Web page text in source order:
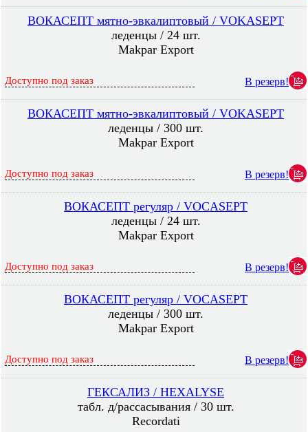
ВОКАСЕПТ мятно-эвкалиптовый / VOKASEPT
леденцы / 24 шт.
Makpar Export
Доступно под заказ В резерв!
ВОКАСЕПТ мятно-эвкалиптовый / VOKASEPT
леденцы / 300 шт.
Makpar Export
Доступно под заказ В резерв!
ВОКАСЕПТ регуляр / VOCASEPT
леденцы / 24 шт.
Makpar Export
Доступно под заказ В резерв!
ВОКАСЕПТ регуляр / VOCASEPT
леденцы / 300 шт.
Makpar Export
Доступно под заказ В резерв!
ГЕКСАЛИЗ / HEXALYSE
табл. д/рассасывания / 30 шт.
Recordati